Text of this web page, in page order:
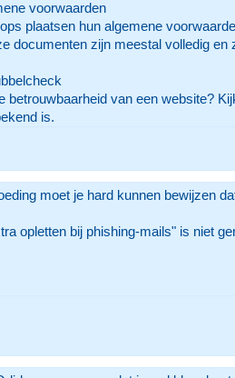
voorwaarden
plaatsen hun algemene
documenten zijn meestal volledig en
betrouwbaarheid van een website?
is.
moet je hard kunnen bewijzen
opletten bij phishing-mails" is niet